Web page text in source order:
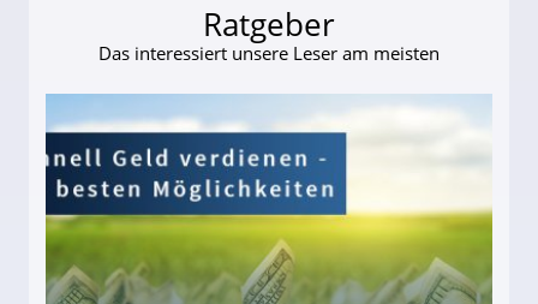
Ratgeber
Das interessiert unsere Leser am meisten